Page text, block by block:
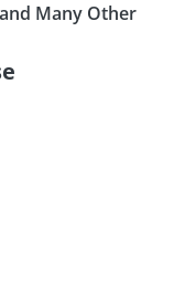
Many Other